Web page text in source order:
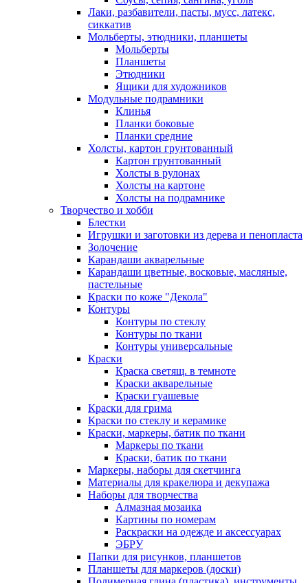
Лаки, разбавители, пасты, мусс, латекс,
сиккатив
Мольберты, этюдники, планшеты
Мольберты
Планшеты
Этюдники
Ящики для художников
Модульные подрамники
Клинья
Планки боковые
Планки средние
Холсты, картон грунтованный
Картон грунтованный
Холсты в рулонах
Холсты на картоне
Холсты на подрамнике
Творчество и хобби
Блестки
Игрушки и заготовки из дерева и пенопласта
Золочение
Карандаши акварельные
Карандаши цветные, восковые, масляные,
пастельные
Краски по коже "Декола"
Контуры
Контуры по стеклу
Контуры по ткани
Контуры универсальные
Краски
Краска светящ. в темноте
Краски акварельные
Краски гуашевые
Краски для грима
Краски по стеклу и керамике
Краски, маркеры, батик по ткани
Маркеры по ткани
Краски, батик по ткани
Маркеры, наборы для скетчинга
Материалы для кракелюра и декупажа
Наборы для творчества
Алмазная мозаика
Картины по номерам
Раскраски на одежде и аксессуарах
ЭБРУ
Папки для рисунков, планшетов
Планшеты для маркеров (доски)